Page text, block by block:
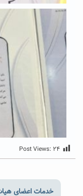
Post Views: ۲۴
خدمات اعضای